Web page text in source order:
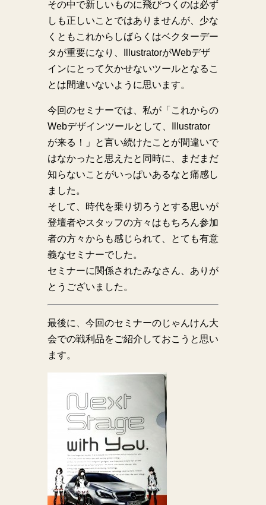
その中で新しいものに飛びつくのは必ず
しも正しいことではありませんが、少な
くともこれからしばらくはベクターデー
タが重要になり、IllustratorがWebデザ
インにとって欠かせないツールとなるこ
とは間違いないように思います。
今回のセミナーでは、私が「これからの
Webデザインツールとして、Illustrator
が来る！」と言い続けたことが間違いで
はなかったと思えたと同時に、まだまだ
知らないことがいっぱいあるなと痛感し
ました。
そして、時代を乗り切ろうとする思いが
登壇者やスタッフの方々はもちろん参加
者の方々からも感じられて、とても有意
義なセミナーでした。
セミナーに関係されたみなさん、ありが
とうございました。
最後に、今回のセミナーのじゃんけん大
会での戦利品をご紹介しておこうと思い
ます。